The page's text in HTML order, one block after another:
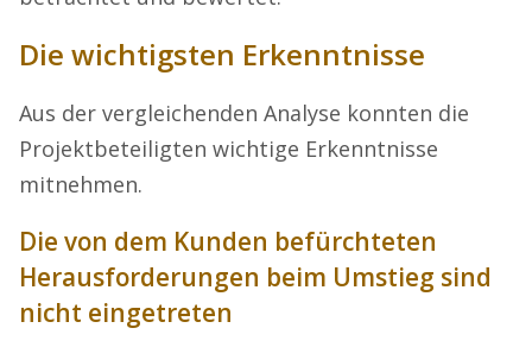
Die wichtigsten Erkenntnisse
Aus der vergleichenden Analyse konnten die
Projektbeteiligten wichtige Erkenntnisse
mitnehmen.
Die von dem Kunden befürchteten
Herausforderungen beim Umstieg sind
nicht eingetreten